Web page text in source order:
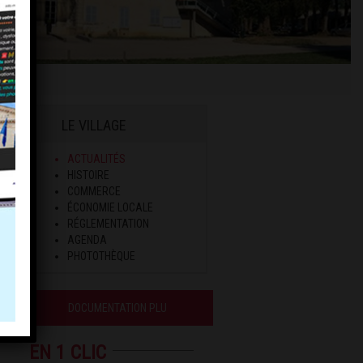
ACTUALITÉS
HISTOIRE
COMMERCE
ÉCONOMIE LOCALE
RÉGLEMENTATION
AGENDA
PHOTOTHÈQUE
DOCUMENTATION PLU
EN 1 CLIC